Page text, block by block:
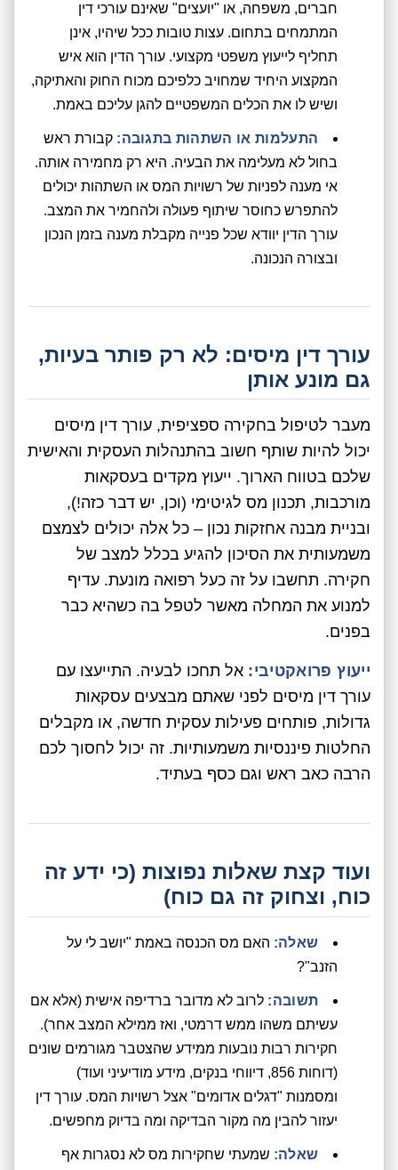
חברים, משפחה, או "יועצים" שאינם עורכי דין
המתמחים בתחום. עצות טובות ככל שיהיו, אינן
תחליף לייעוץ משפטי מקצועי. עורך הדין הוא איש
המקצוע היחיד שמחויב כלפיכם מכוח החוק והאתיקה,
ושיש לו את הכלים המשפטיים להגן עליכם באמת.
התעלמות או השתהות בתגובה: קבורת ראש
בחול לא מעלימה את הבעיה. היא רק מחמירה אותה.
אי מענה לפניות של רשויות המס או השתהות יכולים
להתפרש כחוסר שיתוף פעולה ולהחמיר את המצב.
עורך הדין יוודא שכל פנייה מקבלת מענה בזמן הנכון
ובצורה הנכונה.
עורך דין מיסים: לא רק פותר בעיות,
גם מונע אותן
מעבר לטיפול בחקירה ספציפית, עורך דין מיסים
יכול להיות שותף חשוב בהתנהלות העסקית והאישית
שלכם בטווח הארוך. ייעוץ מקדים בעסקאות
מורכבות, תכנון מס לגיטימי (וכן, יש דבר כזה!),
ובניית מבנה אחזקות נכון – כל אלה יכולים לצמצם
משמעותית את הסיכון להגיע בכלל למצב של
חקירה. תחשבו על זה כעל רפואה מונעת. עדיף
למנוע את המחלה מאשר לטפל בה כשהיא כבר
בפנים.
ייעוץ פרואקטיבי: אל תחכו לבעיה. התייעצו עם
עורך דין מיסים לפני שאתם מבצעים עסקאות
גדולות, פותחים פעילות עסקית חדשה, או מקבלים
החלטות פיננסיות משמעותיות. זה יכול לחסוך לכם
הרבה כאב ראש וגם כסף בעתיד.
ועוד קצת שאלות נפוצות (כי ידע זה
כוח, וצחוק זה גם כוח)
שאלה: האם מס הכנסה באמת "יושב לי על
הזנב"?
תשובה: לרוב לא מדובר ברדיפה אישית (אלא אם
עשיתם משהו ממש דרמטי, ואז ממילא המצב אחר).
חקירות רבות נובעות ממידע שהצטבר מגורמים שונים
(דוחות 856, דיווחי בנקים, מידע מודיעיני ועוד)
ומסמנות "דגלים אדומים" אצל רשויות המס. עורך דין
יעזור להבין מה מקור הבדיקה ומה בדיוק מחפשים.
שאלה: שמעתי שחקירות מס לא נסגרות אף